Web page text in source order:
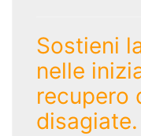
Sostieni
nelle
recupero
disagiate.